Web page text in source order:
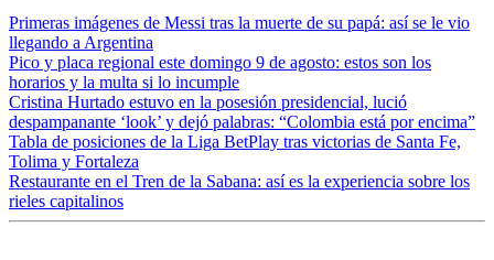
Primeras imágenes de Messi tras la muerte de su papá: así se le vio
llegando a Argentina
Pico y placa regional este domingo 9 de agosto: estos son los
horarios y la multa si lo incumple
Cristina Hurtado estuvo en la posesión presidencial, lució
despampanante ‘look’ y dejó palabras: “Colombia está por encima”
Tabla de posiciones de la Liga BetPlay tras victorias de Santa Fe,
Tolima y Fortaleza
Restaurante en el Tren de la Sabana: así es la experiencia sobre los
rieles capitalinos